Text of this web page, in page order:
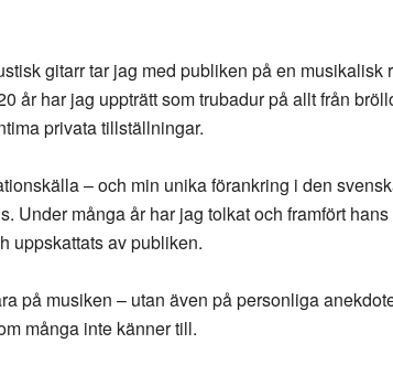
gitarr tar jag med publiken på en musikalisk
år har jag uppträtt som trubadur på allt från
privata tillställningar.
– och min unika förankring i den
Under många år har jag tolkat och framfört
uppskattats av publiken.
på musiken – utan även på personliga
många inte känner till.